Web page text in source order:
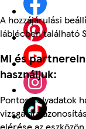
A hozzájárulási
láblécben található
Mi és
használjuk:
Pontos helyadatok
vizsgálata